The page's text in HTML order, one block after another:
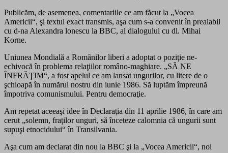
Publicăm, de asemenea, comentariile ce am făcut la „Vocea
Americii“, şi textul exact transmis, aşa cum s-a convenit în prealabil
cu d-na Alexandra lonescu la BBC, al dialogului cu dl. Mihai
Korne.
Uniunea Mondială a Românilor liberi a adoptat o poziţie ne-
echivocă în problema relaţiilor româno-maghiare. „SĂ NE
ÎNFRĂŢIM“, a fost apelul ce am lansat ungurilor, cu litere de o
şchioapă în numărul nostru din iunie 1986. Să luptăm împreună
împotriva comunismului. Pentru democraţie.
Am repetat aceeaşi idee în Declaraţia din 11 aprilie 1986, în care am
cerut „solemn, fraţilor unguri, să înceteze calomnia că ungurii sunt
supuşi etnocidului“ în Transilvania.
Aşa cum am declarat din nou la BBC şi la „Vocea Americii“, noi